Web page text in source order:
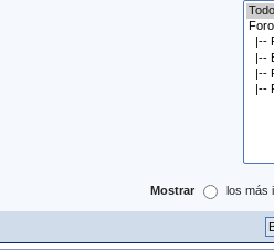
Mostrar los más